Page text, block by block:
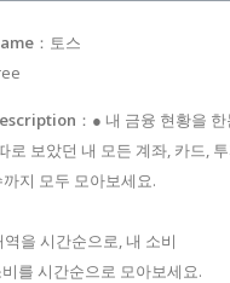
：토
：● 내 금융 현황을
로 보았던 내 모든 계좌, 카드,
까지 모두 모아보세요.
을 시간순으로, 내 소비
를 시간순으로 모아보세요.